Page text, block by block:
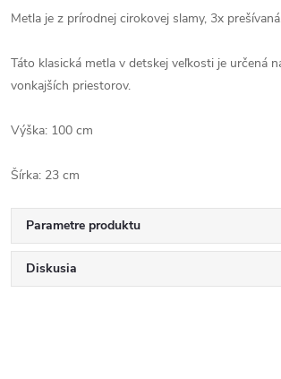
Metla je z prírodnej cirokovej slamy, 3x
Táto klasická metla v detskej veľkosti je určená
vonkajších priestorov.
Výška: 100 cm
Šírka: 23 cm
Parametre produktu
Diskusia